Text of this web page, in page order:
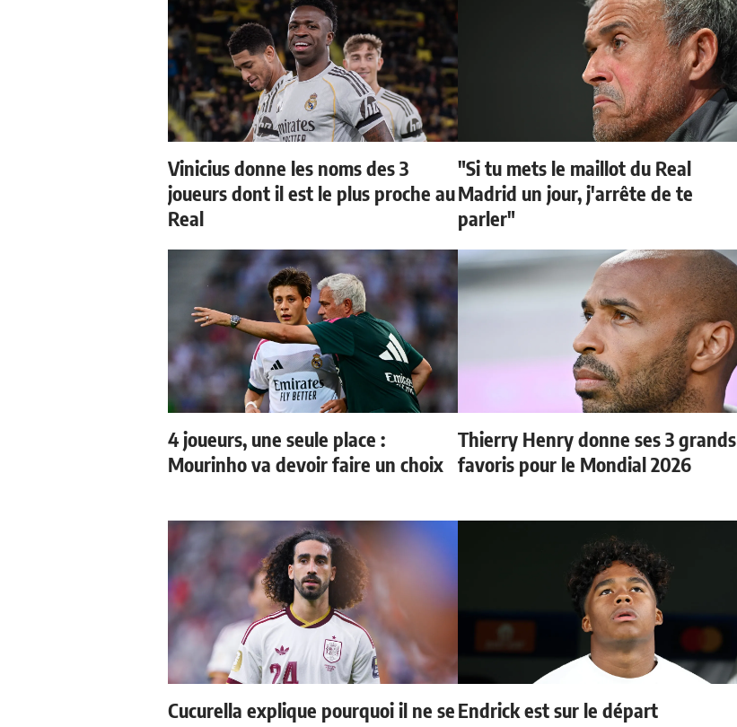
Vinicius donne les noms des 3
joueurs dont il est le plus proche au
Real
"Si tu mets le maillot du Real
Madrid un jour, j'arrête de te
parler"
4 joueurs, une seule place :
Mourinho va devoir faire un choix
Thierry Henry donne ses 3 grands
favoris pour le Mondial 2026
Cucurella explique pourquoi il ne seEndrick est sur le départ